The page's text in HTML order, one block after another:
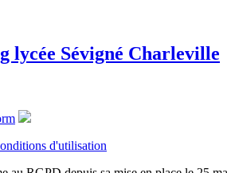
lycée Sévigné Charleville
d'utilisation